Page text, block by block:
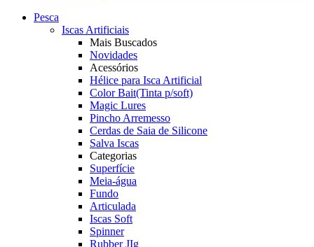
Pesca
Iscas Artificiais
Mais Buscados
Novidades
Acessórios
Hélice para Isca Artificial
Color Bait(Tinta p/soft)
Magic Lures
Pincho Arremesso
Cerdas de Saia de Silicone
Salva Iscas
Categorias
Superfície
Meia-água
Fundo
Articulada
Iscas Soft
Spinner
Rubber JIg